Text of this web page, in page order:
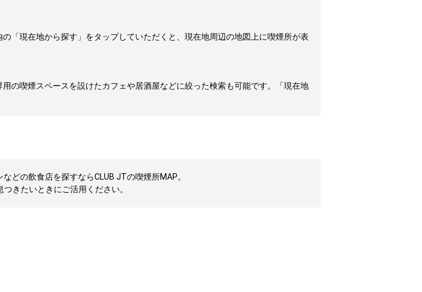
「現在地から探す」をタップしていただくと、現在地周辺の地図上に喫煙所が表
の喫煙スペースを設けたカフェや居酒屋などに絞った検索も可能です。「現在地
どの飲食店を探すならCLUB JTの喫煙所MAP。
きたいときにご活用ください。